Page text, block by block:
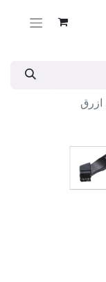
ازرق